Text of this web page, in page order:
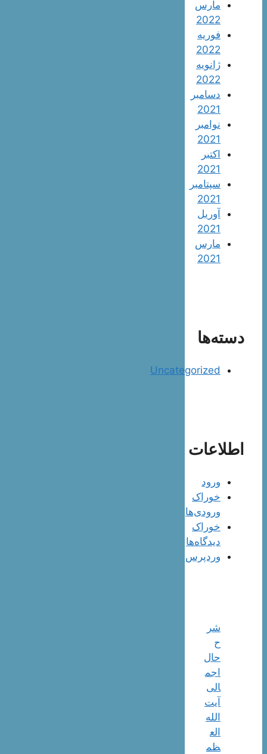
مارس
2022
فوریه
2022
ژانویه
2022
دسامبر
2021
نوامبر
2021
اکتبر
2021
سپتامبر
2021
آوریل
2021
مارس
2021
دسته‌ها
Uncategorized
اطلاعات
ورود
خوراک
ورودی‌ها
خوراک
دیدگاه‌ها
وردپرس
شر
ح
حال
اجم
الی
آیت‌
الله‌
الع
ظم